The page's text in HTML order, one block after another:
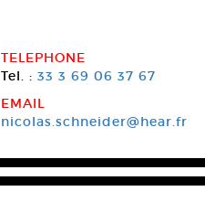
TELEPHONE
Tel. : 33 3 69 06 37 67
EMAIL
nicolas.schneider@hear.fr